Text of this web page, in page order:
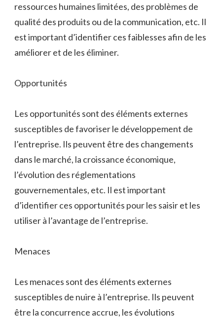
ressources humaines limitées, des problèmes de
qualité des produits ou de la communication, etc. Il
est important d’identifier ces faiblesses afin de les
améliorer et de les éliminer.
Opportunités
Les opportunités sont des éléments externes
susceptibles de favoriser le développement de
l’entreprise. Ils peuvent être des changements
dans le marché, la croissance économique,
l’évolution des réglementations
gouvernementales, etc. Il est important
d’identifier ces opportunités pour les saisir et les
utiliser à l’avantage de l’entreprise.
Menaces
Les menaces sont des éléments externes
susceptibles de nuire à l’entreprise. Ils peuvent
être la concurrence accrue, les évolutions